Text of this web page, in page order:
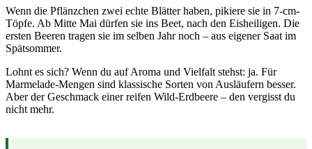
Wenn die Pflänzchen zwei echte Blätter haben, pikiere sie in 7-cm-
Töpfe. Ab Mitte Mai dürfen sie ins Beet, nach den Eisheiligen. Die
ersten Beeren tragen sie im selben Jahr noch – aus eigener Saat im
Spätsommer.
Lohnt es sich? Wenn du auf Aroma und Vielfalt stehst: ja. Für
Marmelade-Mengen sind klassische Sorten von Ausläufern besser.
Aber der Geschmack einer reifen Wild-Erdbeere – den vergisst du
nicht mehr.